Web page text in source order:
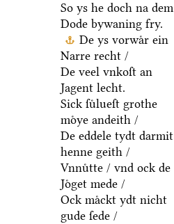
So ys he doch na dem
Dode bywaning fry.
De ys vorwaͤr ein
Narre recht /
De veel vnkoſt an
Jagent lecht.
Sick ſuͤlueſt grothe
moͤye andeith /
De eddele tydt darmit
henne geith /
Vnnuͤtte / vnd ock de
Joͤget mede /
Ock maͤckt ydt nicht
gude ſede /